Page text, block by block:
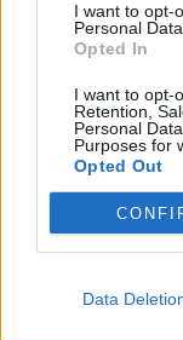
I want to opt-
Personal
Opted In
I want to opt-
Retention,
Personal
Purposes for
Opted Out
Data
Már csaknem
kontinens
tüzeket a
Rendkívüli
Kanadában.
PORTFOLIO
BANKMONITOR
UniCredit Bank